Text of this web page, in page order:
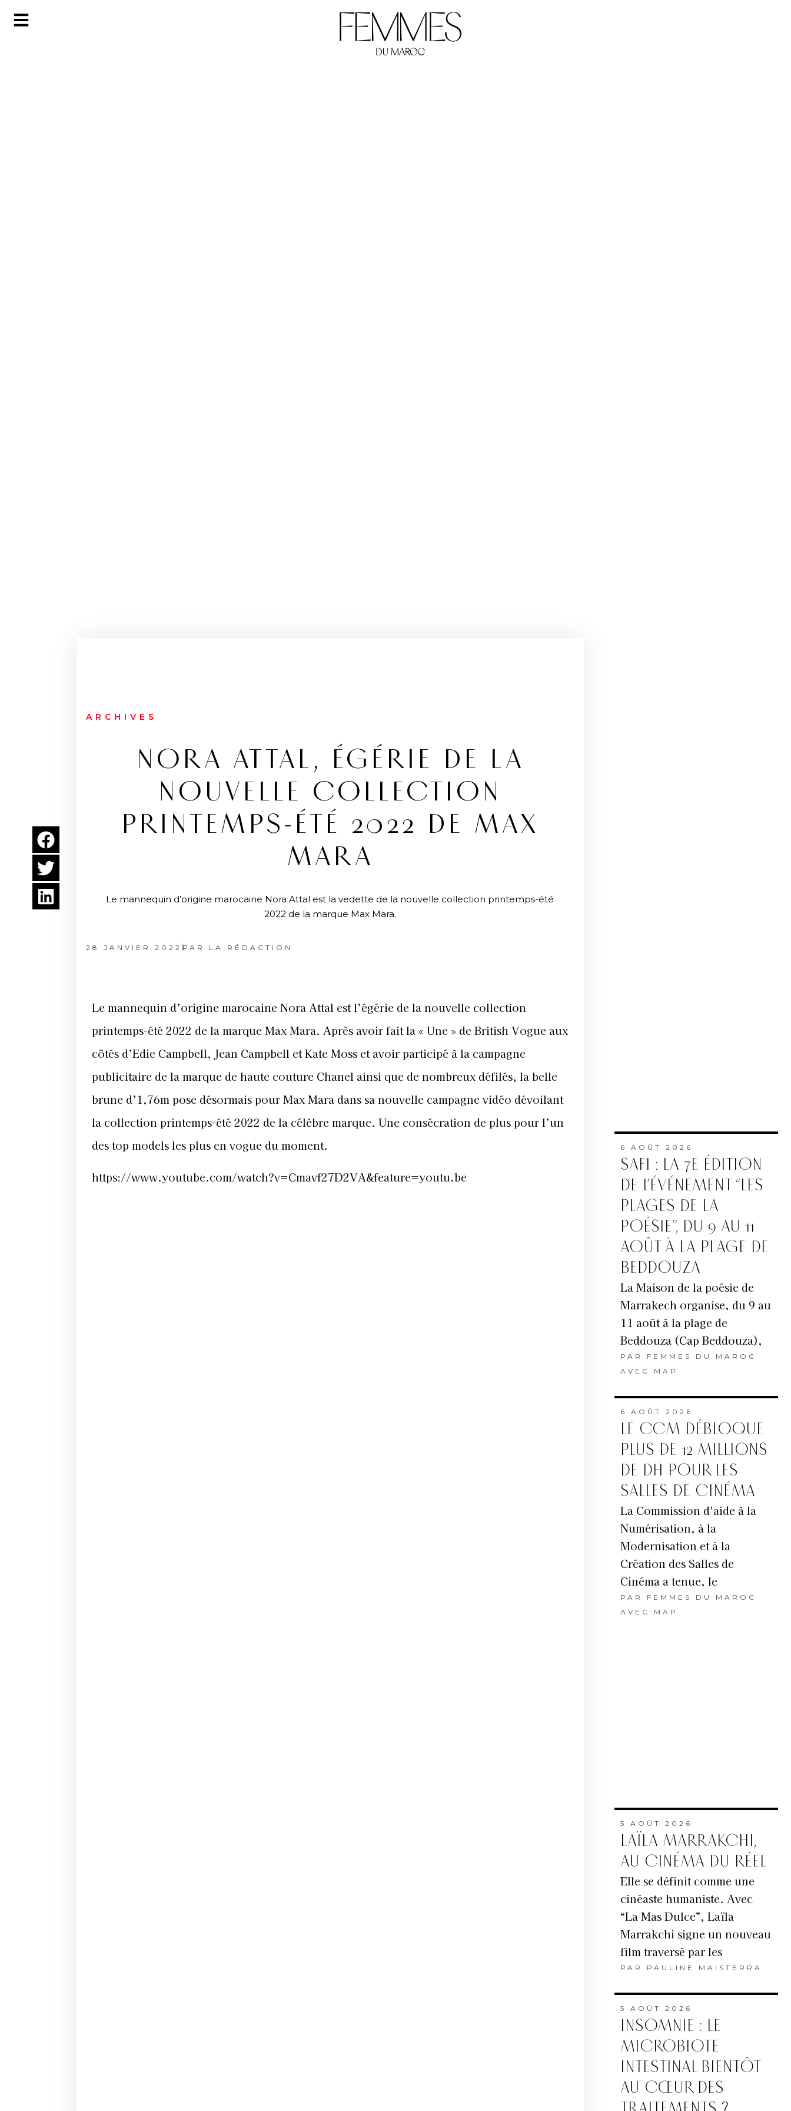
ARCHIVES
NORA ATTAL, ÉGÉRIE DE LA
NOUVELLE COLLECTION
PRINTEMPS-ÉTÉ 2022 DE MAX
MARA
Le mannequin d’origine marocaine Nora Attal est la vedette de la nouvelle collection printemps-été
2022 de la marque Max Mara.
28 JANVIER 2022 PAR LA RÉDACTION
Le mannequin d’origine marocaine Nora Attal est l’égérie de lanouvelle collection
printemps-été 2022 de la marque Max Mara. Après avoir fait la « Une » de British Vogue aux
côtés d’Edie Campbell, Jean Campbell et Kate Moss et avoir participé à la campagne
publicitaire de la marque de haute couture Chanel ainsi que de nombreux défilés, la belle
brune d’1,76m pose désormais pourMax Mara dans sa nouvelle campagne vidéo dévoilant
la collection printemps-été 2022 de la célèbre marque. Une consécration de plus pour l’un
des top models les plus en vogue du moment.
https://www.youtube.com/watch?v=Cmavf27D2VA&feature=youtu.be
6 AOÛT 2026
SAFI : LA 7E ÉDITION
DE L’ÉVÉNEMENT “LES
PLAGES DE LA
POÉSIE”, DU 9 AU 11
AOÛT À LA PLAGE DE
BEDDOUZA
La Maison de la poésie de
Marrakech organise, du 9 au
11 août à la plage de
Beddouza (Cap Beddouza),
PAR FEMMES DU MAROC
AVEC MAP
6 AOÛT 2026
LE CCM DÉBLOQUE
PLUS DE 12 MILLIONS
DE DH POUR LES
SALLES DE CINÉMA
La Commission d'aide à la
Numérisation, à la
Modernisation et à la
Création des Salles de
Cinéma a tenue, le
PAR FEMMES DU MAROC
AVEC MAP
5 AOÛT 2026
LAÏLA MARRAKCHI,
AU CINÉMA DU RÉEL
Elle se définit comme une
cinéaste humaniste. Avec
“La Mas Dulce”, Laïla
Marrakchi signe un nouveau
film traversé par les
PAR PAULINE MAISTERRA
5 AOÛT 2026
INSOMNIE : LE
MICROBIOTE
INTESTINAL BIENTÔT
AU CŒUR DES